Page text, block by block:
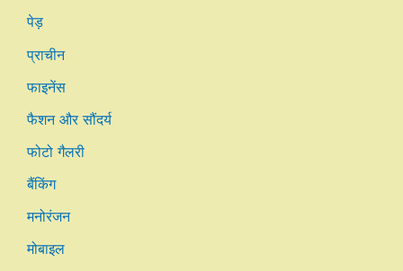
पेड़
प्राचीन
फाइनेंस
फैशन और सौंदर्य
फोटो गैलरी
बैंकिंग
मनोरंजन
मोबाइल